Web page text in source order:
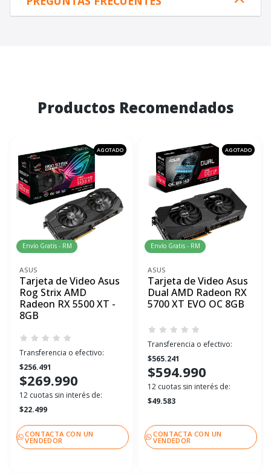
Productos Recomendados
AGOTADO
Envío Gratis - RM
ASUS
Tarjeta de Video Asus
Rog Strix AMD
Radeon RX 5500 XT -
8GB
Transferencia o efectivo:
$256.491
$269.990
12 cuotas sin interés de:
$22.499
CONTACTA CON UN
VENDEDOR
AGOTADO
Envío Gratis - RM
ASUS
Tarjeta de Video Asus
Dual AMD Radeon RX
5700 XT EVO OC 8GB
Transferencia o efectivo:
$565.241
$594.990
12 cuotas sin interés de:
$49.583
CONTACTA CON UN
VENDEDOR